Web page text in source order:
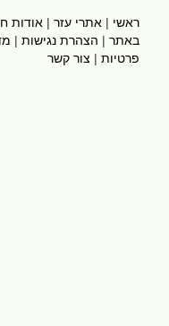
|אתרי עזר|אודות חידוש |
|הצהרת נגישות|מדיניות
|צור קשר